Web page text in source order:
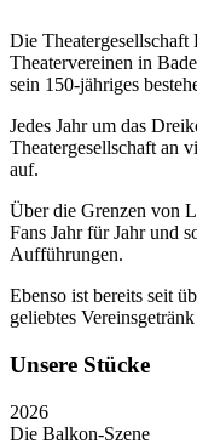
Die Theatergesellschaft
Theatervereinen in
sein 150-jähriges
Jedes Jahr um das
Theatergesellschaft an
auf.
Über die Grenzen von
Fans Jahr für Jahr und
Aufführungen.
Ebenso ist bereits seit
geliebtes
Unsere Stücke
2026
Die Balkon-Szene